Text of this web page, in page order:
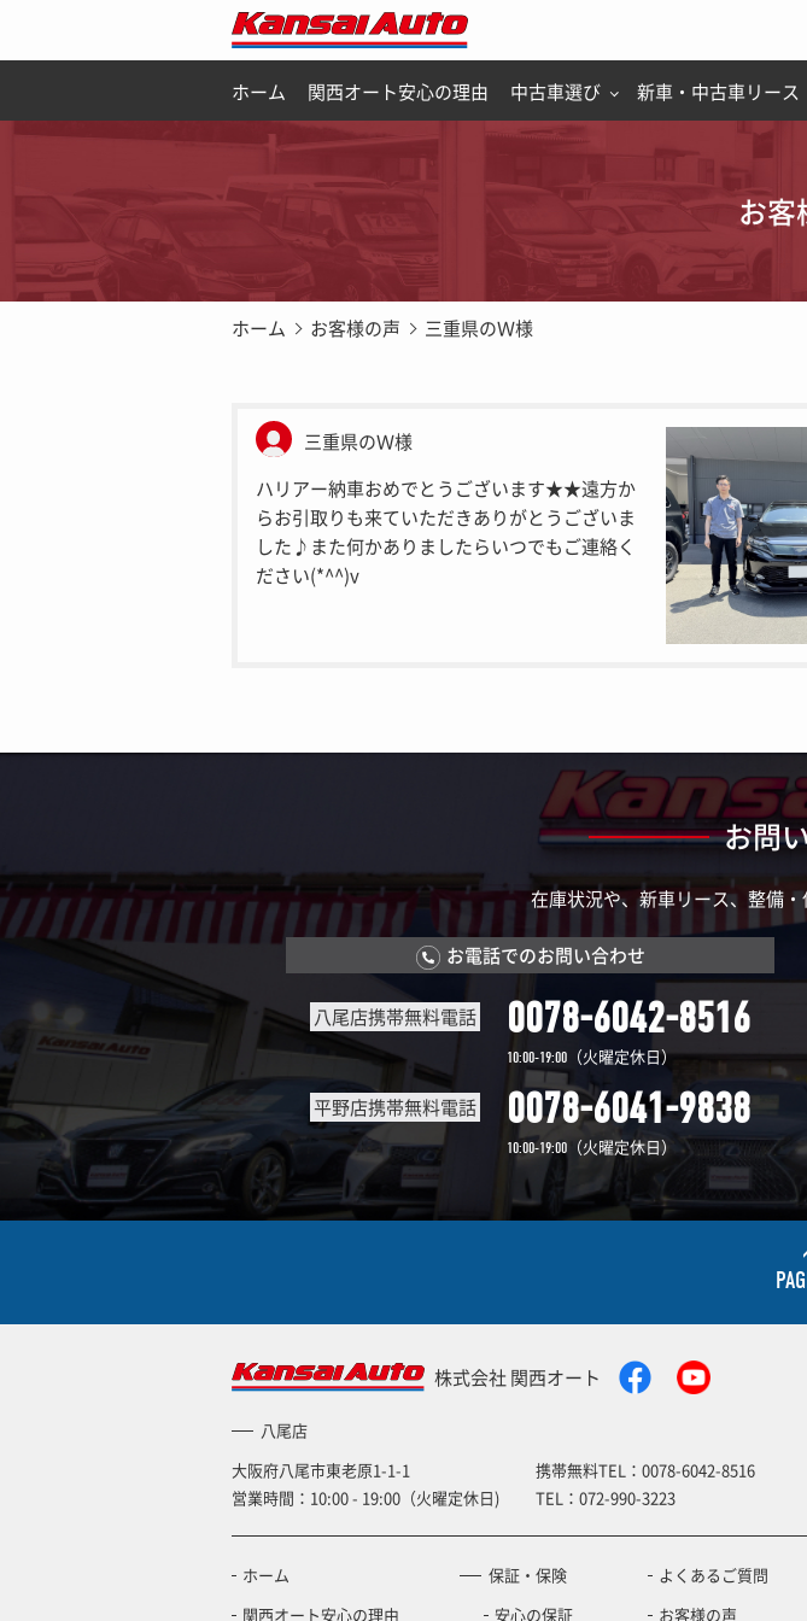
ホーム 関西オート安心の理由 中古車選び 新車・中古車リース
お客
ホーム お客様の声 三重県のＷ様
三重県のＷ様
ハリアー納車おめでとうございます★★遠方か
らお引取りも来ていただきありがとうございま
した♪また何かありましたらいつでもご連絡く
ださい(*^^)v
お問
在庫状況や、新車リース、整備
お電話でのお問い合わせ
八尾店携帯無料電話 0078-6042-8516
10:00-19:00 （火曜定休日）
平野店携帯無料電話 0078-6041-9838
10:00-19:00 （火曜定休日）
株式会社 関西オート
八尾店
大阪府八尾市東老原1-1-1
営業時間：10:00 - 19:00（火曜定休日)
携帯無料TEL： 0078-6042-8516
TEL： 072-990-3223
ホーム
関西オート安心の理由
保証・保険
安心の保証
よくあるご質問
お客様の声